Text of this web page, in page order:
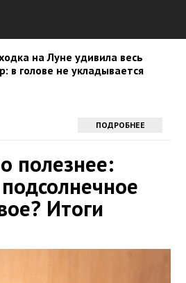
на Луне удивила весь
в голове не укладывается
ПОДРОБНЕЕ
полезнее:
Итоги